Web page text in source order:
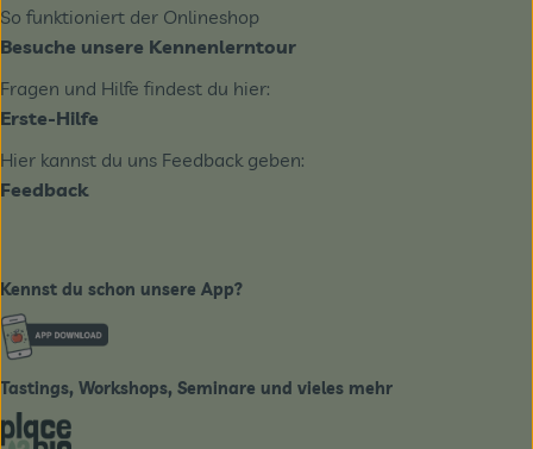
So funktioniert der Onlineshop
Besuche unsere Kennenlerntour
Fragen und Hilfe findest du hier:
Erste-Hilfe
Hier kannst du uns Feedback geben:
Feedback
Kennst du schon unsere App?
Externer Link zu https://www.biobote-
Tastings, Workshops, Seminare und vieles mehr
Externer Link zu https://place2bio.de/